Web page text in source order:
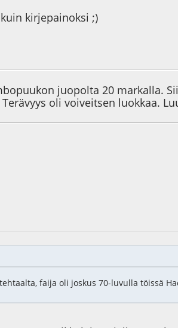
kirjepainoksi ;)
juopolta 20 markalla.
oli voiveitsen luokkaa.
faija oli joskus 70-luvulla töissä